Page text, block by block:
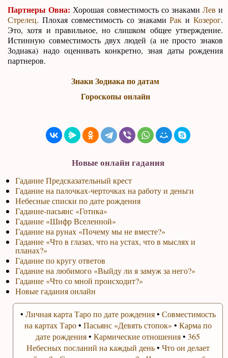
Партнеры Овна: Хорошая совместимость со знаками Лев и
Стрелец. Плохая совместимость со знакамиРак и Козерог.
Это, хотя и правильное, но слишком общее утверждение.
Истинную совместимость двух людей (а не просто знаков
Зодиака) надо оценивать конкретно, зная даты рождения
партнеров.
Знаки Зодиака по датам
Гороскопы онлайн
Новые онлайн гадания
Гадание Предсказательный крест
Гадание на палочках-черточках на работу и деньги
Небесные списки по дате рождения
Гадание-пасьянс «Готика»
Гадание «Шифр Вселенной»
Гадание на рунах «Почему мы не вместе?»
Гадание «Что в глазах, что на устах, что в мыслях и
планах?»
Гадание по кругу ответов
Гадание на любимого «Выйду ли я замуж за него?»
Гадание «Что со мной происходит?»
Новые гадания онлайн
• Личная карта Таро по дате рождения• Совместимость
на картах Таро• Пасьянс «Девять стопок» • Карма по
дате рождения•Кармические отношения•365
Небесных посланий на каждый день• Что он делает